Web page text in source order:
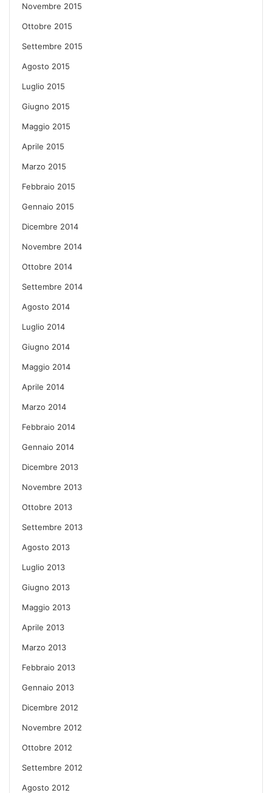
Novembre 2015
Ottobre 2015
Settembre 2015
Agosto 2015
Luglio 2015
Giugno 2015
Maggio 2015
Aprile 2015
Marzo 2015
Febbraio 2015
Gennaio 2015
Dicembre 2014
Novembre 2014
Ottobre 2014
Settembre 2014
Agosto 2014
Luglio 2014
Giugno 2014
Maggio 2014
Aprile 2014
Marzo 2014
Febbraio 2014
Gennaio 2014
Dicembre 2013
Novembre 2013
Ottobre 2013
Settembre 2013
Agosto 2013
Luglio 2013
Giugno 2013
Maggio 2013
Aprile 2013
Marzo 2013
Febbraio 2013
Gennaio 2013
Dicembre 2012
Novembre 2012
Ottobre 2012
Settembre 2012
Agosto 2012